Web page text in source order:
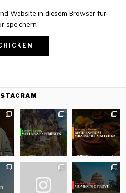
Website in diesem Browser für
speichern.